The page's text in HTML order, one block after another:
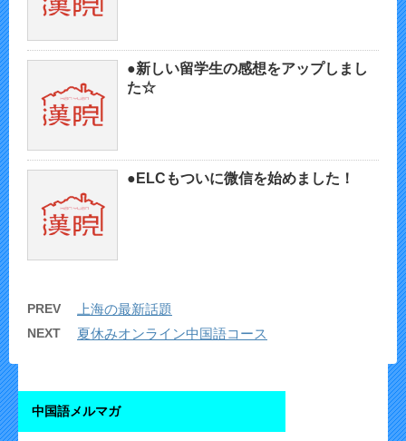
●新しい留学生の感想をアップしまし
た☆
●ELCもついに微信を始めました！
PREV 上海の最新話題
NEXT 夏休みオンライン中国語コース
中国語メルマガ